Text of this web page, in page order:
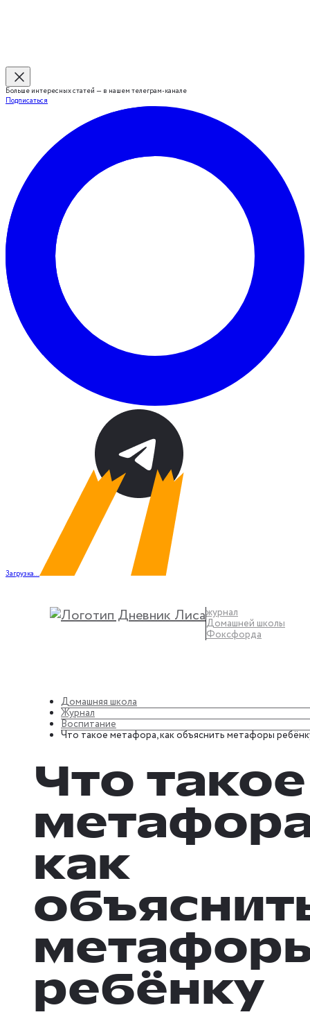
Больше интересных статей — в нашем телеграм-канале
Подписаться
Загрузка...
журнал
Домашней школы
Фоксфорда
Домашняя школа
Журнал
Воспитание
Что такое метафора, как объяснить метафоры
Что такое
как
ребёнку